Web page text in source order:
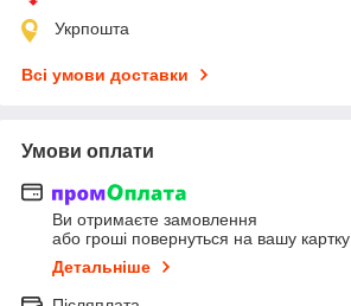
Укрпошта
Всі умови доставки
Умови оплати
Ви отримаєте замовлення
або гроші повернуться на вашу картку
Детальніше